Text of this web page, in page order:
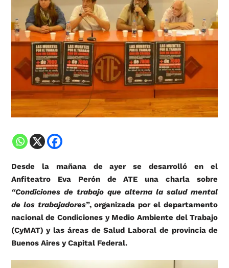
Desde la mañana de ayer se desarrolló en el
Anfiteatro Eva Perón de ATE una charla sobre
“Condiciones de trabajo que alterna la salud mental
de los trabajadores”, organizada por el departamento
nacional de Condiciones y Medio Ambiente del Trabajo
(CyMAT) y las áreas de Salud Laboral de provincia de
Buenos Aires y Capital Federal.